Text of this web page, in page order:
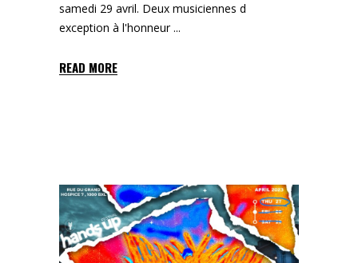
samedi 29 avril. Deux musiciennes d
exception à l'honneur
READ MORE